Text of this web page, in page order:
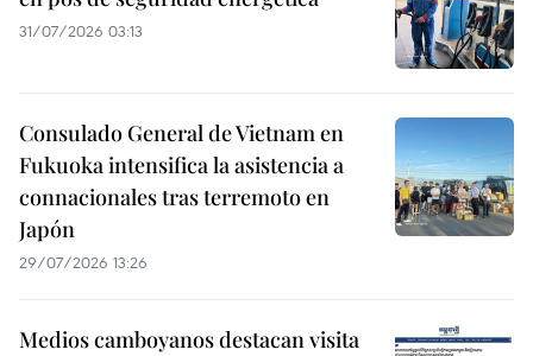
31/07/2026 03:13
Consulado General de Vietnam en
Fukuoka intensifica la asistencia a
connacionales tras terremoto en
Japón
29/07/2026 13:26
Medios camboyanos destacan visita